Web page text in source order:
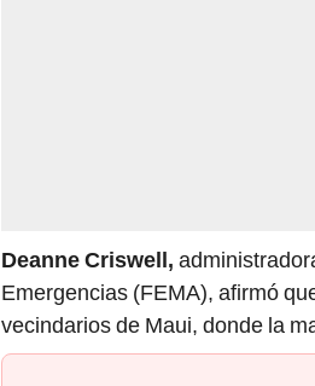
Deanne Criswell,
Emergencias (FEMA), afirmó
vecindarios de Maui, donde la